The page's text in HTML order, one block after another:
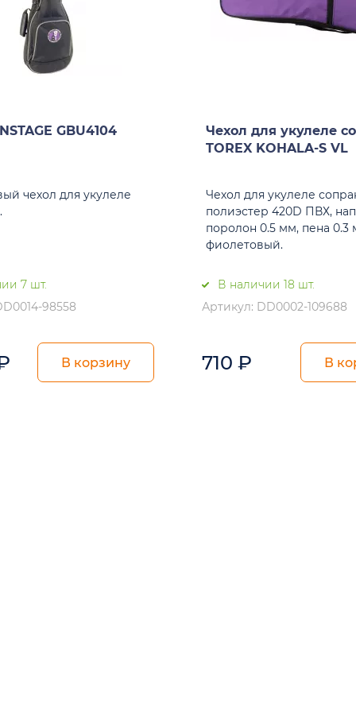
GBU4104
чехол для укулеле
7 шт.
98558
В корзину
Чехол для укулеле
TOREX KOHALA-S VL
Чехол для укулеле
полиэстер 420D ПВХ,
поролон 0.5 мм, пена 0.3
фиолетовый.
В наличии 18 шт.
Артикул: DD0002-109688
710 ₽ В